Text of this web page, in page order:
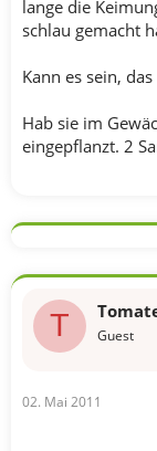
lange die
schlau gemacht
Kann es sein,
Hab sie im
eingepflanzt. 2
T Guest
02. Mai 2011